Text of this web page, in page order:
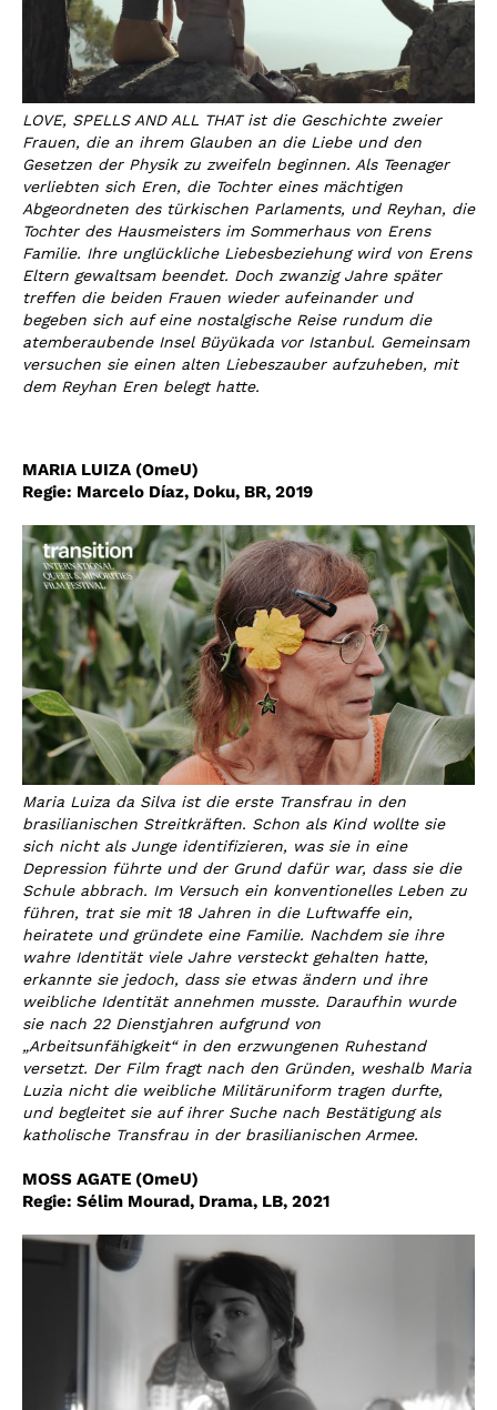
LOVE, SPELLS AND ALL THAT ist die Geschichte zweier
Frauen, die an ihrem Glauben an die Liebe und den
Gesetzen der Physik zu zweifeln beginnen. Als Teenager
verliebten sich Eren, die Tochter eines mächtigen
Abgeordneten des türkischen Parlaments, und Reyhan, die
Tochter des Hausmeisters im Sommerhaus von Erens
Familie. Ihre unglückliche Liebesbeziehung wird von Erens
Eltern gewaltsam beendet. Doch zwanzig Jahre später
treffen die beiden Frauen wieder aufeinander und
begeben sich auf eine nostalgische Reise rundum die
atemberaubende Insel Büyükada vor Istanbul. Gemeinsam
versuchen sie einen alten Liebeszauber aufzuheben, mit
dem Reyhan Eren belegt hatte.
MARIA LUIZA (OmeU)
Regie: Marcelo Díaz, Doku, BR, 2019
Maria Luiza da Silva ist die erste Transfrau in den
brasilianischen Streitkräften. Schon als Kind wollte sie
sich nicht als Junge identifizieren, was sie in eine
Depression führte und der Grund dafür war, dass sie die
Schule abbrach. Im Versuch ein konventionelles Leben zu
führen, trat sie mit 18 Jahren in die Luftwaffe ein,
heiratete und gründete eine Familie. Nachdem sie ihre
wahre Identität viele Jahre versteckt gehalten hatte,
erkannte sie jedoch, dass sie etwas ändern und ihre
weibliche Identität annehmen musste. Daraufhin wurde
sie nach 22 Dienstjahren aufgrund von
„Arbeitsunfähigkeit“ in den erzwungenen Ruhestand
versetzt. Der Film fragt nach den Gründen, weshalb Maria
Luzia nicht die weibliche Militäruniform tragen durfte,
und begleitet sie auf ihrer Suche nach Bestätigung als
katholische Transfrau in der brasilianischen Armee.
MOSS AGATE (OmeU)
Regie: Sélim Mourad, Drama, LB, 2021